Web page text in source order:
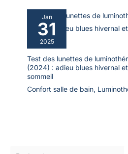
Jan
31
2025
Test des lunettes de
(2024) : adieu blues hivernal
sommeil
Confort salle de bain,